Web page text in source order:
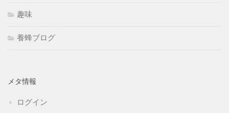
趣味
養蜂ブログ
メタ情報
ログイン